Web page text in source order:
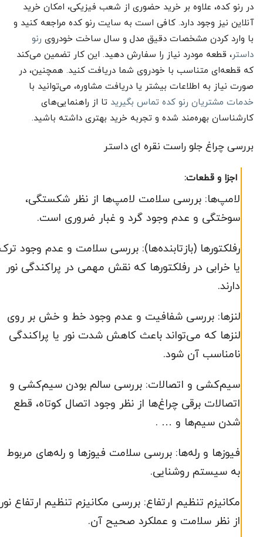
در رنو کده، علاوه بر خرید حضوری از شعب فیزیکی، امکان خرید
آنلاین نیز وجود دارد. کافی است به سایت رنو کده مراجعه کنید و
با وارد کردن مشخصات دقیق مدل و سال ساخت خودروی رنو
داستر، قطعه مودرد نیاز را سفارش دهید. این کار تضمین می‌کند
که قطعه‌ای متناسب با خودروی شما دریافت کنید. همچنین، در
صورت نیاز به اطلاعات بیشتر یا دریافت مشاوره، می‌توانید با
خدمات مشتریان رنو کده تماس بگیرید تا از راهنمایی‌های
کارشناسان بهره‌مند شده و تجربه خرید بهتری داشته باشید.
بررسی چراغ جلو راست نقره ای داستر
اجزا و قطعات:
لامپ‌ها: بررسی سلامت لامپ‌ها از نظر شکستگی،
سوختگی و عدم وجود گرد و غبار ضروری است.
رفلکتورها (بازتابنده‌ها): بررسی سلامت و عدم وجود
یا خرابی در رفلکتورها که نقش مهمی در پراکندگی نور
دارند.
لنزها: بررسی شفافیت و عدم وجود خط و خش بر روی
لنزها که می‌تواند باعث کاهش شدت نور یا پراکندگی
نامناسب آن شود.
سیم‌کشی و اتصالات: بررسی سالم بودن سیم‌کشی و
اتصالات برقی چراغ‌ها از نظر وجود اتصال کوتاه، قطع
شدن سیم‌ها و … .
فیوزها و رله‌ها: بررسی سلامت فیوزها و رله‌های مربوط
به سیستم روشنایی.
مکانیزم تنظیم ارتفاع: بررسی مکانیزم تنظیم ارتفاع
از نظر سلامت و عملکرد صحیح آن.